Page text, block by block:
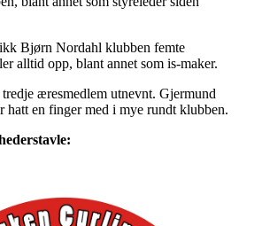
Bjørn Nordahl klubben femte
alltid opp, blant annet som is-maker.
æresmedlem utnevnt. Gjermund
hatt en finger med i mye rundt klubben.